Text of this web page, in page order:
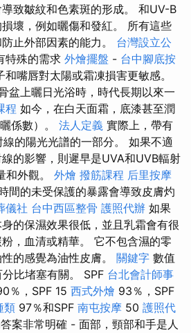
致皺紋和色素斑的形成。 和UV-B
壞，例如曬傷和發紅。 所有這些
止外部因素的能力。 台灣設立公
特殊的需求 外燴擺盤 - 台中腳底按
嘴唇對太陽或霜凍損害更敏感。
盆上曬日光浴時，時代長期以來一
程 如今，在白天面霜，底漆甚至潤
係數）。 法人定義 實際上，帶有
的陽光光譜的一部分。 如果不適
的影響，則遲早是UVA和UVB輻射
和外觀。 外燴 撥筋課程 后里按摩
間的未受保護的暴露會導致皮膚灼
儀社 台中西區整骨 護照代辦 如果
的保濕效果很低，並且乳霜會有很
，血清或精華。 它不包含濕的零
的感覺為油性皮膚。 關鍵字 數值
比堵塞有關。 SPF 台北會計師事
％，SPF 15 西式外燴 93％，SPF
類 97％和SPF 南屯按摩 50 護照代
案非常明確 - 面部，頸部和手是人